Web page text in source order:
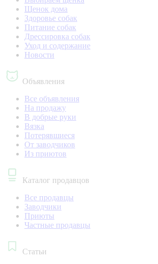
Щенок дома
Здоровье собак
Питание собак
Дрессировка собак
Уход и содержание
Новости
Объявления
Все объявления
На продажу
В добрые руки
Вязка
Потерявшиеся
От заводчиков
Из приютов
Каталог продавцов
Все продавцы
Заводчики
Приюты
Частные продавцы
Статьи